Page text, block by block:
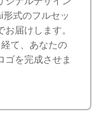
式のフルセッ
お届けします。
て、あなたの
ゴを完成させま